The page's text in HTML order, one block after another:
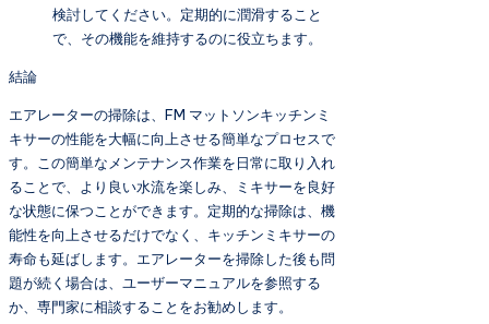
検討してください。定期的に潤滑すること
で、その機能を維持するのに役立ちます。
結論
エアレーターの掃除は、FM マットソンキッチンミ
キサーの性能を大幅に向上させる簡単なプロセスで
す。この簡単なメンテナンス作業を日常に取り入れ
ることで、より良い水流を楽しみ、ミキサーを良好
な状態に保つことができます。定期的な掃除は、機
能性を向上させるだけでなく、キッチンミキサーの
寿命も延ばします。エアレーターを掃除した後も問
題が続く場合は、ユーザーマニュアルを参照する
か、専門家に相談することをお勧めします。